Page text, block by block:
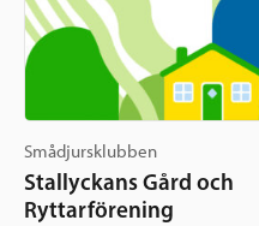
Smådjursklubben
Stallyckans Gård och
Ryttarförening